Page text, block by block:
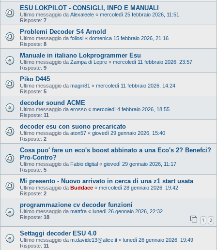
ESU LOKPILOT - CONSIGLI, INFO E MANUALI
Ultimo messaggio da Alexaleele « mercoledì 25 febbraio 2026, 11:51
Risposte: 7
Problemi Decoder S4 Arnold
Ultimo messaggio da foliosi « domenica 15 febbraio 2026, 21:16
Risposte: 8
Manuale in italiano Lokprogrammer Esu
Ultimo messaggio da Zampa di Lepre « mercoledì 11 febbraio 2026, 23:57
Risposte: 9
Piko D445
Ultimo messaggio da magin81 « mercoledì 11 febbraio 2026, 14:24
Risposte: 5
decoder sound ACME
Ultimo messaggio da erosso « mercoledì 4 febbraio 2026, 18:55
Risposte: 11
decoder esu con suono precaricato
Ultimo messaggio da aton57 « giovedì 29 gennaio 2026, 15:40
Risposte: 2
Cosa puo' fare un eco's boost abbinato a una Eco's 2? Benefci?
Pro-Contro?
Ultimo messaggio da Fabio digital « giovedì 29 gennaio 2026, 11:17
Risposte: 5
Mi presento - Nuovo arrivato in cerca di una z1 start usata
Ultimo messaggio da Buddace « mercoledì 28 gennaio 2026, 19:42
Risposte: 2
programmazione cv decoder funzioni
Ultimo messaggio da mattfra « lunedì 26 gennaio 2026, 22:32
Risposte: 18 1 2
Settaggi decoder ESU 4.0
Ultimo messaggio da m.davide13@alice.it « lunedì 26 gennaio 2026, 19:49
Risposte: 11